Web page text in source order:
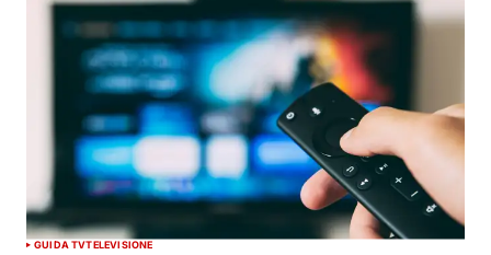
GUIDA TVTELEVISIONE